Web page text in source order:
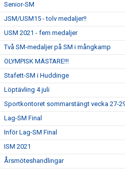
Senior-SM
JSM/USM15 - tolv medaljer!!
USM 2021 - fem medaljer
Två SM-medaljer på SM i mångkamp
OLYMPISK MÄSTARE!!!
Stafett-SM i Huddinge
Löptävling 4 juli
Sportkontoret sommarstängt vecka 27-
Lag-SM Final
Inför Lag-SM Final
ISM 2021
Årsmöteshandlingar